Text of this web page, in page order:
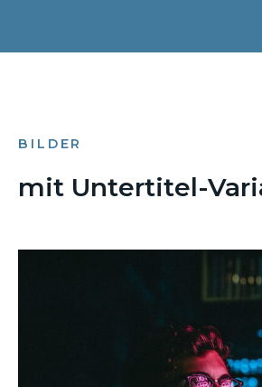
BILDER
mit Untertitel-